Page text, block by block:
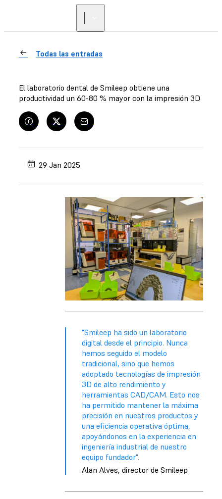
Todas las entradas
El laboratorio dental de Smileep obtiene una
productividad un 60-80 % mayor con la impresión 3D
29 Jan 2025
"Smileep ha sido un laboratorio
digital desde el principio. Nunca
hemos seguido el modelo
tradicional, sino que hemos
adoptado tecnologías de impresión
3D de alto rendimiento y
herramientas CAD/CAM. Esto nos
ha permitido mantener la máxima
precisión en nuestros productos y
una eficiencia operativa óptima,
apoyándonos en la experiencia en
ingeniería industrial de nuestro
equipo fundador".
Alan Alves, director de Smileep